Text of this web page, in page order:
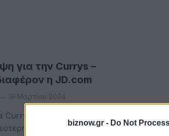
biznow.gr - Do Not
για την Currys –
η JD.com
19 Μαρτίου 2024
Currys βρέθηκε
απόρριψη, με τον